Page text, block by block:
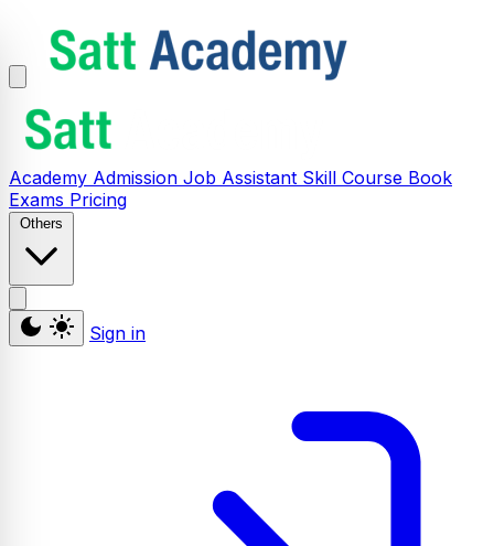
Academy Admission Job Assistant Skill Course Book
Exams Pricing
Others
Sign in